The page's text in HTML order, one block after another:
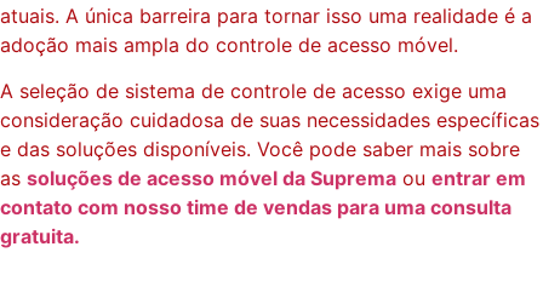
atuais. A única barreira para tornar isso uma realidade é a
adoção mais ampla do controle de acesso móvel.
A seleção de sistema de controle de acesso exige uma
consideração cuidadosa de suas necessidades específicas
e das soluções disponíveis. Você pode saber mais sobre
as soluções de acesso móvel da Suprema ou entrar em
contato com nosso time de vendas para uma consulta
gratuita.